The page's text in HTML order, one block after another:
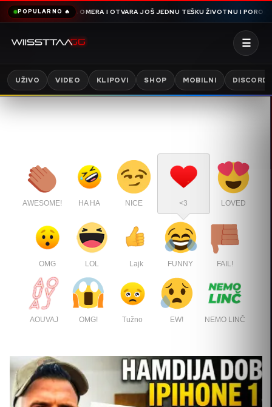
POPULARNO 🔥
OMERA I OTVARA JOŠ JEDNU TEŠKU ŽIVOTNU I PORODIČNU PRIČU
☰
UŽIVO VIDEO KLIPOVI SHOP MOBILNI DISCORD
AWESOME! HA HA NICE <3 LOVED
OMG LOL Lajk FUNNY FAIL!
AOUVAJ OMG! Tužno EW! NEMO LINČ